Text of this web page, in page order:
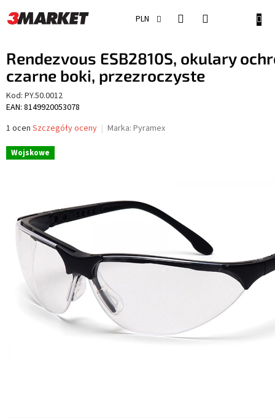
do
treści
PLN
Rendezvous ESB2810S, okulary
czarne boki, przezroczyste
Kod: PY.50.0012
EAN: 8149920053078
Średnia
produktu
wynosi
gwiazdek.
1 ocen Szczegóły oceny Marka: Pyramex
Wojskowe